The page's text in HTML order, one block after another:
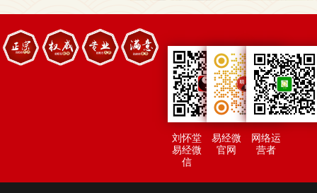
刘怀堂
易经微
信
易经微
官网
网络运
营者